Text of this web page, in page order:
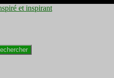
et inspirant